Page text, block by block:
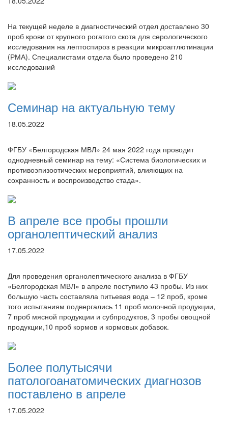
На текущей неделе в диагностический отдел доставлено 30
проб крови от крупного рогатого скота для серологического
исследования на лептоспироз в реакции микроагглютинации
(РМА). Специалистами отдела было проведено 210
исследований
Семинар на актуальную тему
18.05.2022
ФГБУ «Белгородская МВЛ» 24 мая 2022 года проводит
однодневный семинар на тему: «Система биологических и
противоэпизоотических мероприятий, влияющих на
сохранность и воспроизводство стада».
В апреле все пробы прошли
органолептический анализ
17.05.2022
Для проведения органолептического анализа в ФГБУ
«Белгородская МВЛ» в апреле поступило 43 пробы. Из них
большую часть составляла питьевая вода – 12 проб, кроме
того испытаниям подвергались 11 проб молочной продукции,
7 проб мясной продукции и субпродуктов, 3 пробы овощной
продукции,10 проб кормов и кормовых добавок.
Более полутысячи
патологоанатомических диагнозов
поставлено в апреле
17.05.2022